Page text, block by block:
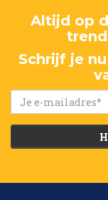
Altijd op
Schrijf je